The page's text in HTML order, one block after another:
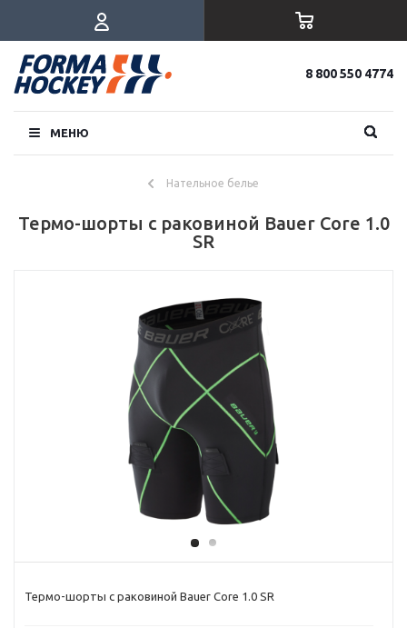
8 800 550 4774
МЕНЮ
Нательное белье
Термо-шорты с раковиной Bauer Core 1.0
SR
Термо-шорты с раковиной Bauer Core 1.0 SR